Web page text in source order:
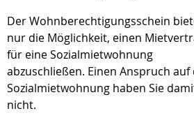
Der Wohnberechtigungsschein
nur die Möglichkeit, einen
für eine Sozialmietwohnung
abzuschließen. Einen Anspruch auf
Sozialmietwohnung haben Sie
nicht.